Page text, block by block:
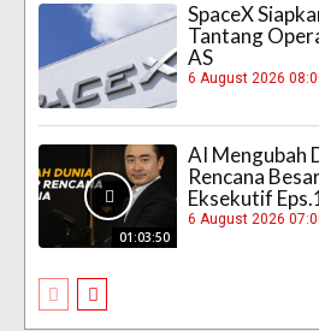
SpaceX
Tantang
AS
6 August 2026
01:03:50
AI Mengubah
Rencana
Eksekutif
6 August 2026